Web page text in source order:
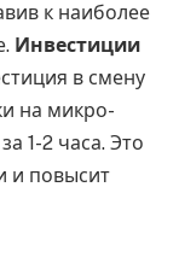
к наиболее
Инвестиции
в смену
на микро-
1-2 часа. Это
и повысит